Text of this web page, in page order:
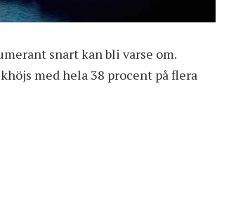
snart kan bli varse om.
med hela 38 procent på flera